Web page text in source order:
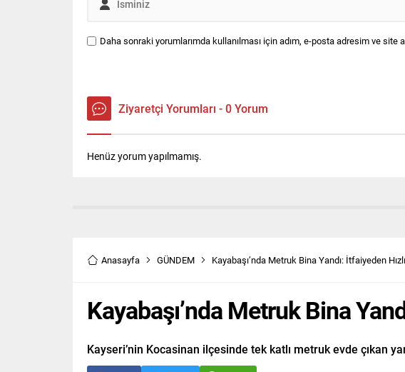
Daha sonraki yorumlarımda kullanılması için adım, e-posta adresim ve site
Ziyaretçi Yorumları - 0 Yorum
Henüz yorum yapılmamış.
Anasayfa GÜNDEM Kayabaşı’nda Metruk Bina Yandı: İtfaiyeden
Kayabaşı’nda Metruk Bina
Kayseri’nin Kocasinan ilçesinde tek katlı metruk evde çıkan